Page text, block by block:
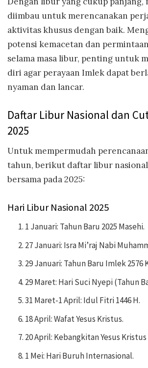
diimbau untuk merencanakan
aktivitas khusus dengan baik.
potensi kemacetan dan
selama masa libur, penting untuk
diri agar perayaan Imlek dapat
nyaman dan lancar.
Daftar Libur Nasional dan
2025
Untuk mempermudah
tahun, berikut daftar libur
bersama pada 2025:
Hari Libur Nasional 2025
1 Januari: Tahun Baru 2025 Masehi.
27 Januari: Isra Mi’raj Nabi
29 Januari: Tahun Baru Imlek 2576
29 Maret: Hari Suci Nyepi (Tahun
31 Maret-1 April: Idul Fitri 1446 H.
18 April: Wafat Yesus Kristus.
20 April: Kebangkitan Yesus Kristus
1 Mei: Hari Buruh Internasional.